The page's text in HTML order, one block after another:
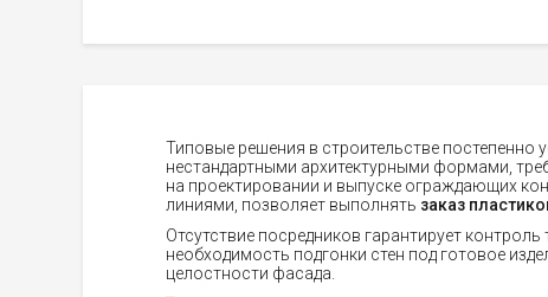
Типовые решения в строительстве
нестандартными архитектурными формами,
на проектировании и выпуске ограждающих
линиями, позволяет выполнять заказ
Отсутствие посредников гарантирует
необходимость подгонки стен под готовое
целостности фасада.